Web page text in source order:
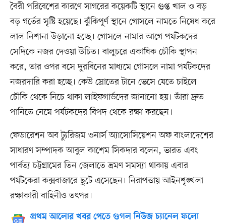
বৈরী পরিবেশের কারণে সাগরের কয়েকটি স্থানে গুপ্ত খাল ও বড়
বড় গর্তের সৃষ্টি হয়েছে। ঝুঁকিপূর্ণ স্থানে গোসলে নামতে নিষেধ করে
লাল নিশানা উড়ানো হচ্ছে। গোসলে নামার আগে পর্যটকদের
সেদিকে নজর দেওয়া উচিত। বালুচরে একাধিক চৌকি স্থাপন
করে, তার ওপর বসে দুরবিনের মাধ্যমে গোসলে নামা পর্যটকদের
নজরদারি করা হচ্ছে। কেউ স্রোতের টানে ভেসে যেতে চাইলে
চৌকি থেকে নিচে থাকা লাইফগার্ডদের জানানো হয়। তাঁরা দ্রুত
পানিতে নেমে পর্যটকদের বিপদ থেকে রক্ষা করছেন।
ফেডারেশন অব ট্যুরিজম ওনার্স অ্যাসোসিয়েশন অফ বাংলাদেশের
সাধারণ সম্পাদক আবুল কাশেম সিকদার বলেন, ভারত এবং
পার্বত্য চট্টগ্রামের তিন জেলাতে ভ্রমণ সমস্যা থাকায় এবার
পর্যটকেরা কক্সবাজারে ছুটে এসেছেন। নিরাপত্তায় আইনশৃঙ্খলা
রক্ষাকারী বাহিনীও তৎপর।
প্রথম আলোর খবর পেতে গুগল নিউজ চ্যানেল ফলো